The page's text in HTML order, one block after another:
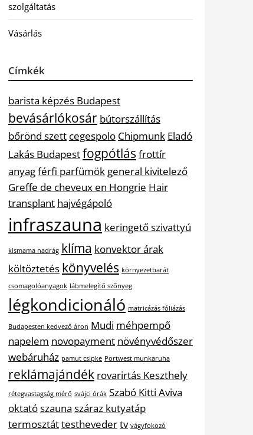
szolgáltatás
Vásárlás
Címkék
barista képzés Budapest
bevásárlókosár bútorszállítás
bőrönd szett cegespolo Chipmunk Eladó
Lakás Budapestfogpótlás frottír
anyagférfi parfümök general kivitelező
Greffe de cheveux en Hongrie Hair
transplant hajvégápoló
infraszauna keringető szivattyú
kismama nadrág klíma konvektor árak
költöztetés könyvelés környezetbarát
csomagolóanyagok lábmelegítő szőnyeg
légkondicionáló matricázás fóliázás
Budapesten kedvező áron Mudi méhpempő
napelem novopayment növényvédőszer
webáruház pamut csipke Portwest munkaruha
reklámajándék rovarirtás Keszthely
rétegvastagság mérő svájci órák Szabó Kitti Aviva
oktatószauna száraz kutyatáp
termosztáttesthevedertv vágyfokozó